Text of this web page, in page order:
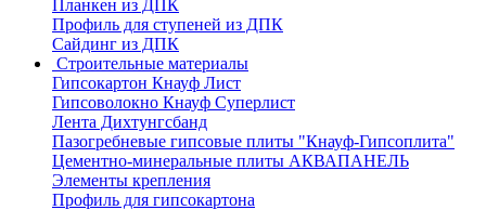
Планкен из ДПК
Профиль для ступеней из ДПК
Сайдинг из ДПК
Строительные материалы
Гипсокартон Кнауф Лист
Гипсоволокно Кнауф Суперлист
Лента Дихтунгсбанд
Пазогребневые гипсовые плиты "Кнауф-Гипсоплита"
Цементно-минеральные плиты АКВАПАНЕЛЬ
Элементы крепления
Профиль для гипсокартона